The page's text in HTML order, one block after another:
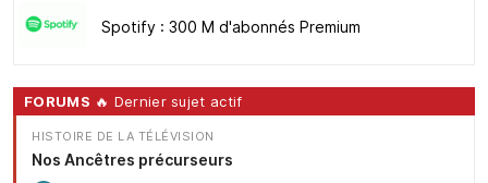
Spotify : 300 M d'abonnés Premium
FORUMS 🔥 Dernier sujet actif
HISTOIRE DE LA TÉLÉVISION
Nos Ancêtres précurseurs